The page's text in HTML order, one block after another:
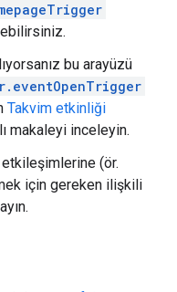
bu arayüzü
Takvim etkinliği
makaleyi inceleyin.
etkileşimlerine (ör.
için gereken ilişkili